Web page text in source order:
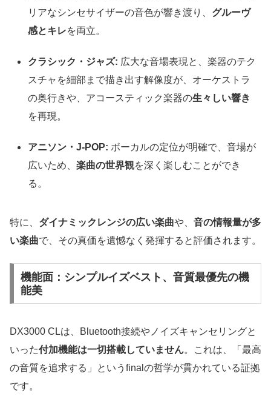
リアなシンセサイザーの音色が響き渡り、 グルーヴ
感とキレを両立。
クラシック・ジャズ: 広大な音場表現と、楽器のテク
スチャを細部まで描き出す解像度が、オーケストラ
の奥行きや、アコースティック楽器の生々しい響き
を再現。
アニソン・J-POP: ボーカルの定位が明確で、音場が
広いため、 楽曲の世界観を深く楽しむことができ
る。
特に、 ダイナミックレンジの広い楽曲や、 音の情報量が多
い楽曲で、その真価を遺憾なく発揮すると評価されます。
機能面：シンプルイズベスト、音質最優先の機
能美
DX3000 CLは、Bluetooth接続やノイズキャンセリングと
いった付加機能は一切搭載していません。これは、「最高
の音質を追求する」というfinalの哲学が貫かれている証拠
です。